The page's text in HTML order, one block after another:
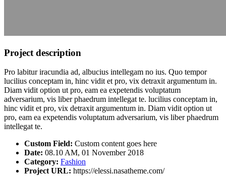
Project description
Pro labitur iracundia ad, albucius intellegam no ius. Quo tempor
lucilius conceptam in, hinc vidit et pro, vix detraxit argumentum in.
Diam vidit option ut pro, eam ea expetendis voluptatum
adversarium, vis liber phaedrum intellegat te. lucilius conceptam in,
hinc vidit et pro, vix detraxit argumentum in. Diam vidit option ut
pro, eam ea expetendis voluptatum adversarium, vis liber phaedrum
intellegat te.
Custom Field: Custom content goes here
Date: 08.10 AM, 01 November 2018
Category: Fashion
Project URL: https://elessi.nasatheme.com/